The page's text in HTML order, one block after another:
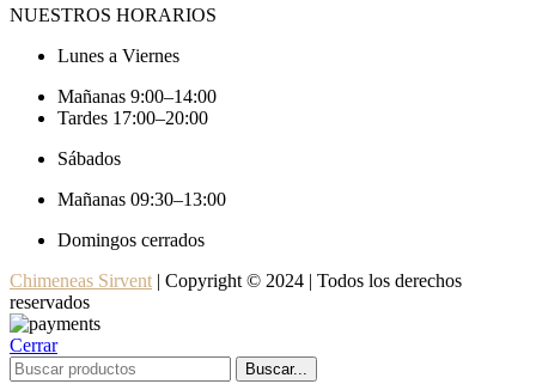
NUESTROS HORARIOS
Lunes a Viernes
Mañanas 9:00–14:00
Tardes 17:00–20:00
Sábados
Mañanas 09:30–13:00
Domingos cerrados
Chimeneas Sirvent | Copyright © 2024 | Todos los derechos
reservados
Cerrar
Buscar...